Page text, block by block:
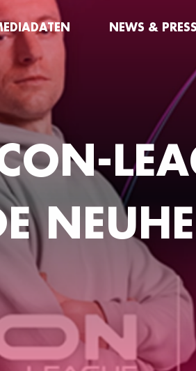
NEWS &